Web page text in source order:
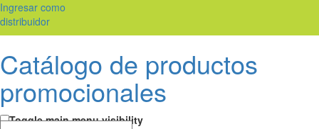
Ingresar como
distribuidor
Catálogo de productos
promocionales
Toggle main menu visibility